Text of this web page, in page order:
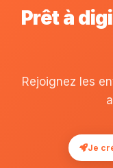
Prêt à
Rejoignez les
Je